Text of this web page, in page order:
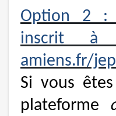
Option 2 :
inscrit à
amiens.fr/
Si vous
plateforme